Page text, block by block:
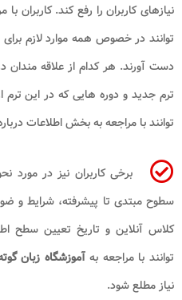
نیازهای کاربران را رفع کند. کاربران
توانند در خصوص همه موارد لازم برای
دست آورند. هر کدام از علاقه مندان
ترم جدید و دوره هایی که در این ترم
توانند با مراجعه به بخش اطلاعات درباره ترم ۱ جواب سوالات خود
برخی کاربران نیز در مورد
سطوح مبتدی تا پیشرفته، شرایط و
کلاس آنلاین و تاریخ تعیین سطح
توانند با مراجعه بهآموزشگاه زبان
نیاز مطلع شود.